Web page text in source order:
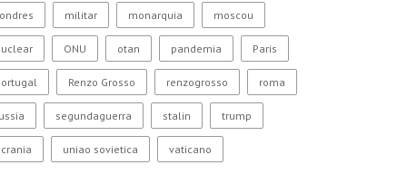
militar monarquia moscou
ONU otan pandemia Paris
Renzo Grosso renzogrosso roma
segundaguerra stalin trump
uniao sovietica vaticano